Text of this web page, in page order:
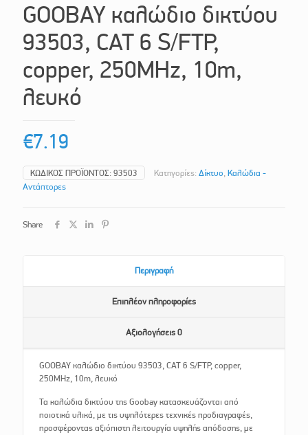
GOOBAY καλώδιο δικτύου
93503, CAT 6 S/FTP,
copper, 250MHz, 10m,
λευκό
€7.19
ΚΩΔΙΚΌΣ ΠΡΟΪΌΝΤΟΣ: 93503 Κατηγορίες: Δίκτυο, Καλώδια -
Αντάπτορες
Share
Περιγραφή
Επιπλέον πληροφορίες
Αξιολογήσεις 0
GOOBAY καλώδιο δικτύου 93503, CAT 6 S/FTP, copper,
250MHz, 10m, λευκό
Τα καλώδια δικτύου της Goobay κατασκευάζονται από
ποιοτικά υλικά, με τις υψηλότερες τεχνικές προδιαγραφές,
προσφέροντας αξιόπιστη λειτουργία υψηλής απόδοσης, με